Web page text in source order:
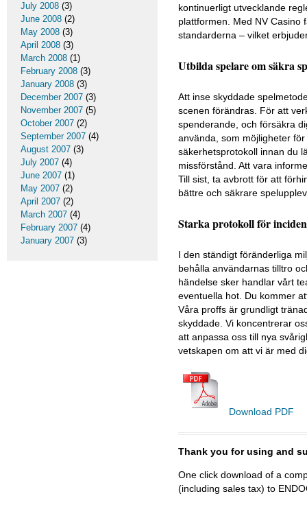
kontinuerligt utvecklande
plattformen. Med NV Casino
standarderna – vilket
Utbilda spelare om säkra
Att inse skyddade
scenen förändras. För att
spenderande, och försäkra
använda, som möjligheter
säkerhetsprotokoll innan du
missförstånd. Att vara
Till sist, ta avbrott för att
bättre och säkrare
Starka protokoll för
I den ständigt föränderliga
behålla användarnas tilltro
händelse sker handlar vårt
eventuella hot. Du kommer
Våra proffs är grundligt
skyddade. Vi koncentrerar
att anpassa oss till nya
vetskapen om att vi är med
Download PDF
Thank you for using and
One click download of a
(including sales tax) to
July 2008 (3)
June 2008 (2)
May 2008 (3)
April 2008 (3)
March 2008 (1)
February 2008 (3)
January 2008 (3)
December 2007 (3)
November 2007 (5)
October 2007 (2)
September 2007 (4)
August 2007 (3)
July 2007 (4)
June 2007 (1)
May 2007 (2)
April 2007 (2)
March 2007 (4)
February 2007 (4)
January 2007 (3)